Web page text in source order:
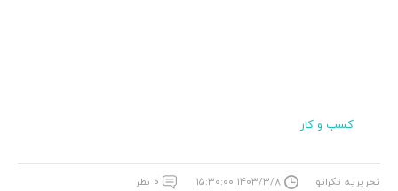
کسب و کار
تحریریه تکراتو ۱۴۰۳/۳/۸ ۱۵:۳۰:۰۰ ۰ نظر